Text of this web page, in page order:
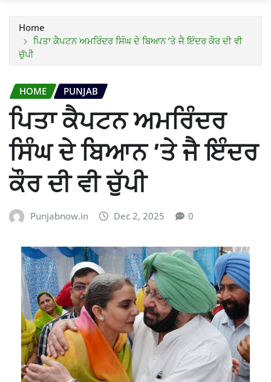
Home
ਪਿਤਾ ਕੈਪਟਨ ਅਮਰਿੰਦਰ ਸਿੰਘ ਦੇ ਬਿਆਨ ’ਤੇ ਜੈ ਇੰਦਰ ਕੌਰ ਦੀ ਵੀ
ਚੁੱਪੀ
HOME PUNJAB
ਪਿਤਾ ਕੈਪਟਨ ਅਮਰਿੰਦਰ
ਸਿੰਘ ਦੇ ਬਿਆਨ ’ਤੇ ਜੈ ਇੰਦਰ
ਕੌਰ ਦੀ ਵੀ ਚੁੱਪੀ
Punjabnow.in Dec 2, 2025 0